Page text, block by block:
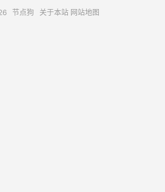
节点狗 关于本站 网站地图